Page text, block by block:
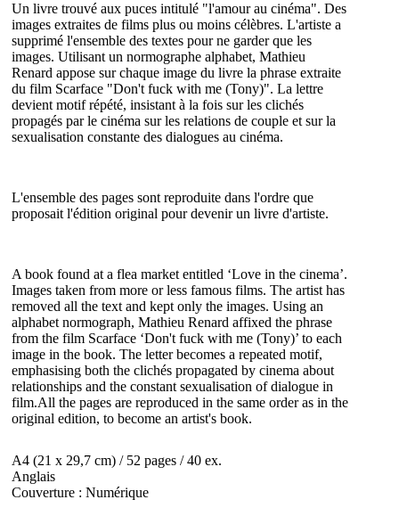
Un livre trouvé aux puces intitulé "l'amour au cinéma". Des
images extraites de films plus ou moins célèbres. L'artiste a
supprimé l'ensemble des textes pour ne garder que les
images. Utilisant un normographe alphabet, Mathieu
Renard appose sur chaque image du livre la phrase extraite
du film Scarface "Don't fuck with me (Tony)". La lettre
devient motif répété, insistant à la fois sur les clichés
propagés par le cinéma sur les relations de couple et sur la
sexualisation constante des dialogues au cinéma.
L'ensemble des pages sont reproduite dans l'ordre que
proposait l'édition original pour devenir un livre d'artiste.
A book found at a flea market entitled ‘Love in the cinema’.
Images taken from more or less famous films. The artist has
removed all the text and kept only the images. Using an
alphabet normograph, Mathieu Renard affixed the phrase
from the film Scarface ‘Don't fuck with me (Tony)’ to each
image in the book. The letter becomes a repeated motif,
emphasising both the clichés propagated by cinema about
relationships and the constant sexualisation of dialogue in
film.All the pages are reproduced in the same order as in the
original edition, to become an artist's book.
A4 (21 x 29,7 cm) / 52 pages / 40 ex.
Anglais
Couverture : Numérique